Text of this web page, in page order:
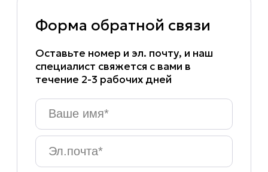
Форма обратной связи
Оставьте номер и эл. почту, и наш
специалист свяжется с вами в
течение 2-3 рабочих дней
Ваше
имя*
Эл.почта